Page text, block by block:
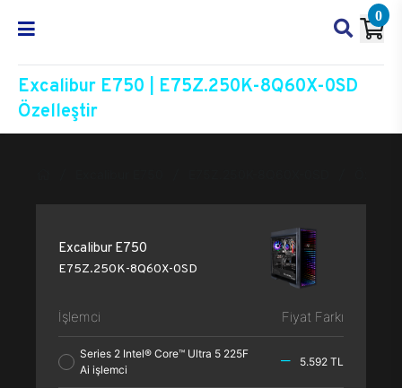
0
Excalibur E750 | E75Z.250K-8Q60X-0SD
Özelleştir
Excalibur E750
E75Z.250K-8Q60X-0SD
İşlemci Fiyat Farkı
Series 2 Intel® Core™ Ultra 5 225F
Ai işlemci
5.592 TL